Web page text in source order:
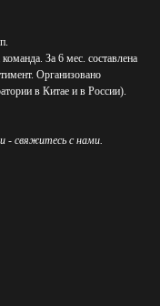
За 6 мес. составлена
Организовано
в Китае и в России).
- свяжитесь с нами.